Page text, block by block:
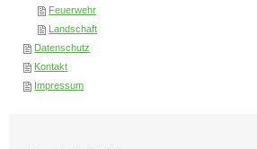
Feuerwehr
Landschaft
Datenschutz
Kontakt
Impressum